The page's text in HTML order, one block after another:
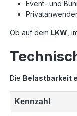
Event- und
Ob auf dem LKW , im
Die Belastbarkeit
Kennzahl